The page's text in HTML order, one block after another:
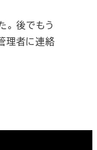
。 後でもう
理者に連絡